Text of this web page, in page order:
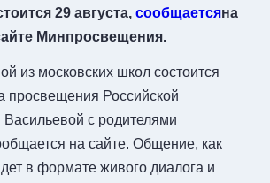
29 августа, сообщаетсяна
Минпросвещения.
из московских школ состоится
просвещения Российской
с родителями
на сайте. Общение, как
в формате живого диалога и